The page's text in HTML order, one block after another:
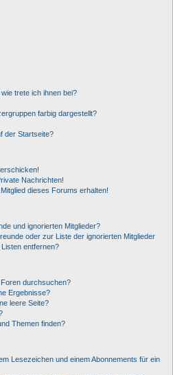
trete ich ihnen bei?
farbig dargestellt?
der Startseite?
Nachrichten!
dieses Forums erhalten!
und ignorierten Mitglieder?
oder zur Liste der ignorierten Mitglieder
entfernen?
durchsuchen?
Ergebnisse?
leere Seite?
Themen finden?
Lesezeichen und einem Abonnements für ein